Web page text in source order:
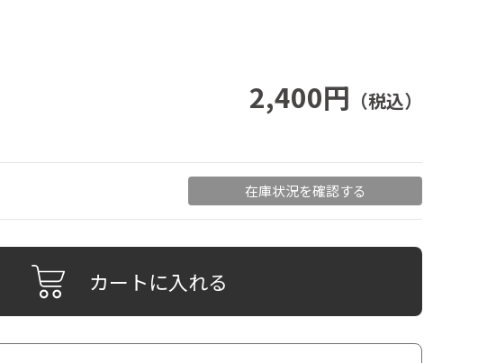
2,400円 （税込）
在庫状況を確認する
カートに入れる